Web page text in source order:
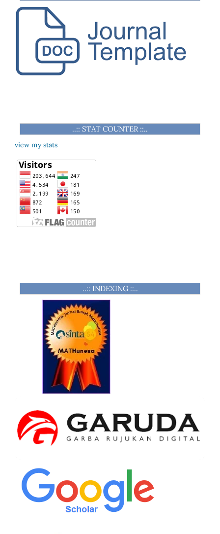
..:: STAT COUNTER ::..
view my stats
..:: INDEXING ::..